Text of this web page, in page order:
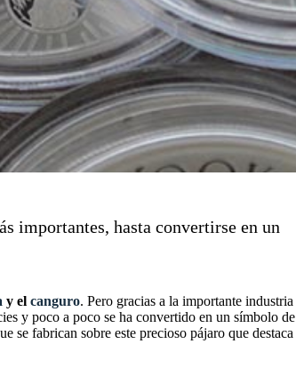
importantes, hasta convertirse en un
y el canguro. Pero gracias a la importante industria
y poco a poco se ha convertido en un símbolo de
se fabrican sobre este precioso pájaro que destaca